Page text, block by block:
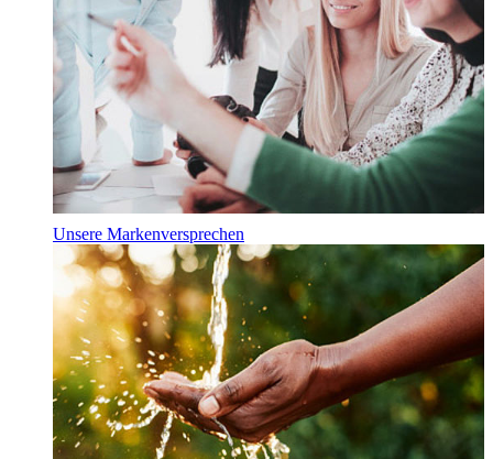
Unsere Markenversprechen